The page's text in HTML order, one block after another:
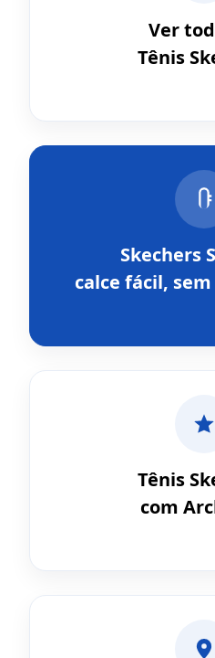
Ver
Tênis
Skechers
calce fácil,
Tênis
com